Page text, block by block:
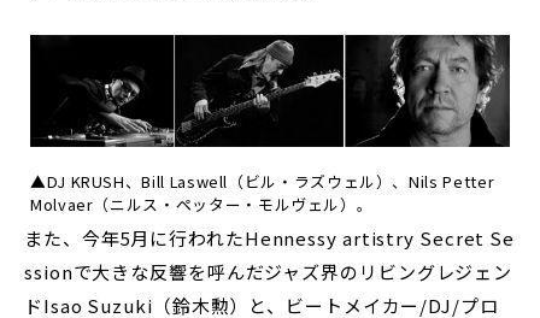
▲DJ KRUSH、Bill Laswell（ビル・ラズウェル）、Nils Petter
Molvaer（ニルス・ペッター・モルヴェル）。
また、今年5月に行われたHennessy artistry Secret Se
ssionで大きな反響を呼んだジャズ界のリビングレジェン
ドIsao Suzuki（鈴木勲）と、ビートメイカー/DJ/プロ